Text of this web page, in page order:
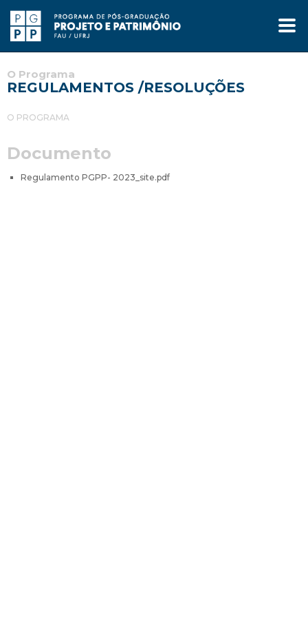
O Programa
REGULAMENTOS /RESOLUÇÕES
O PROGRAMA
Documento
Regulamento PGPP- 2023_site.pdf